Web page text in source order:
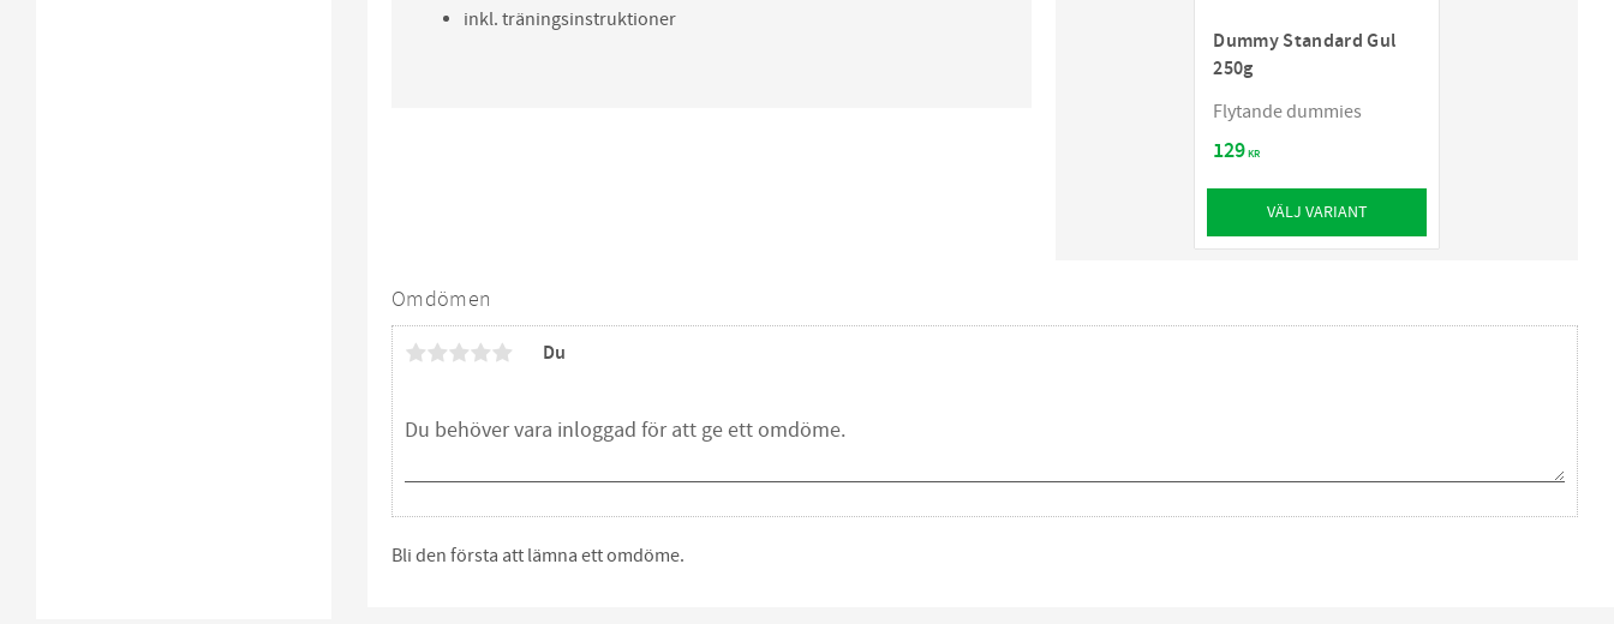
inkl. träningsinstruktioner
Omdömen
Du
Bli den första att lämna ett omdöme.
Dummy Standard Gul
250g
Flytande dummies
129KR
VÄLJ VARIANT